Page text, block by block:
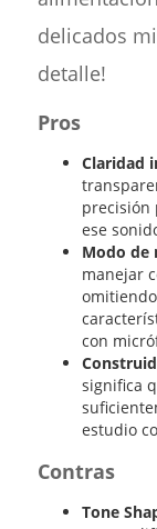
delicados
detalle!
Pros
Claridad
precisión
ese
Modo de
manejar
con
significa
estudio
Contras
Tone